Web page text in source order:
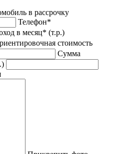
в рассрочку
Телефон*
в месяц* (т.р.)
стоимость
Сумма